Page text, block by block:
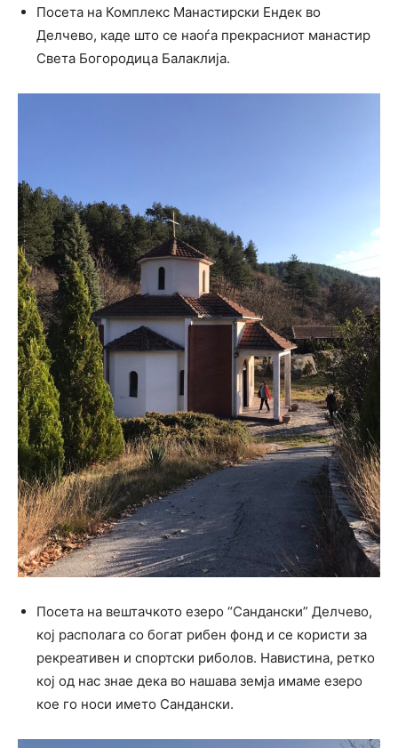
Посета на Комплекс Манастирски Ендек во
Делчево, каде што се наоѓа прекрасниот манастир
Света Богородица Балаклија.
Посета на вештачкото езеро “Сандански” Делчево,
кој располага со богат рибен фонд и се користи за
рекреативен и спортски риболов. Навистина, ретко
кој од нас знае дека во нашава земја имаме езеро
кое го носи името Сандански.